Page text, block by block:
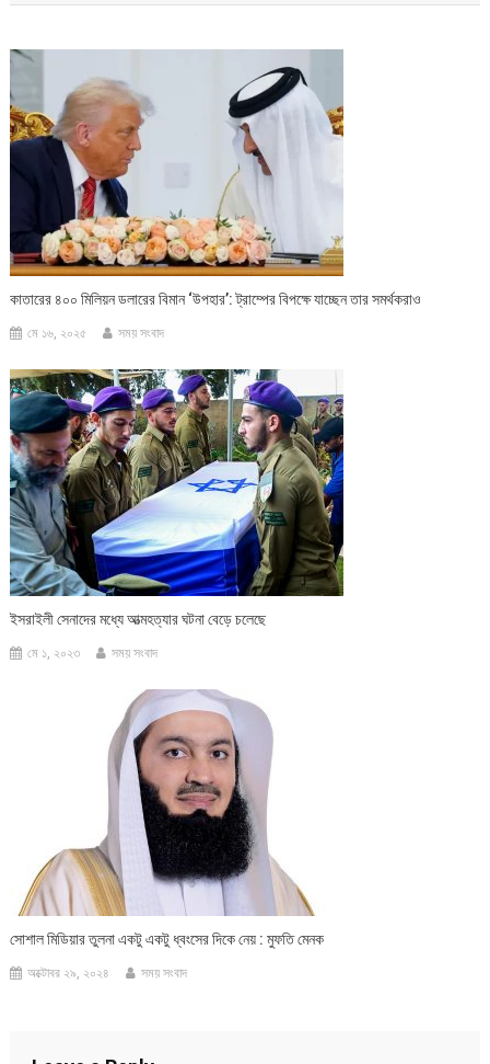
কাতারের ৪০০ মিলিয়ন ডলারের বিমান ‘উপহার’: ট্রাম্পের বিপক্ষে যাচ্ছেন তার সমর্থকরাও
মে ১৬, ২০২৫ সময় সংবাদ
ইসরাইলী সেনাদের মধ্যে আত্মহত্যার ঘটনা বেড়ে চলেছে
মে ১, ২০২৩ সময় সংবাদ
সোশাল মিডিয়ার তুলনা একটু একটু ধ্বংসের দিকে নেয় : মুফতি মেনক
অক্টোবর ২৯, ২০২৪ সময় সংবাদ